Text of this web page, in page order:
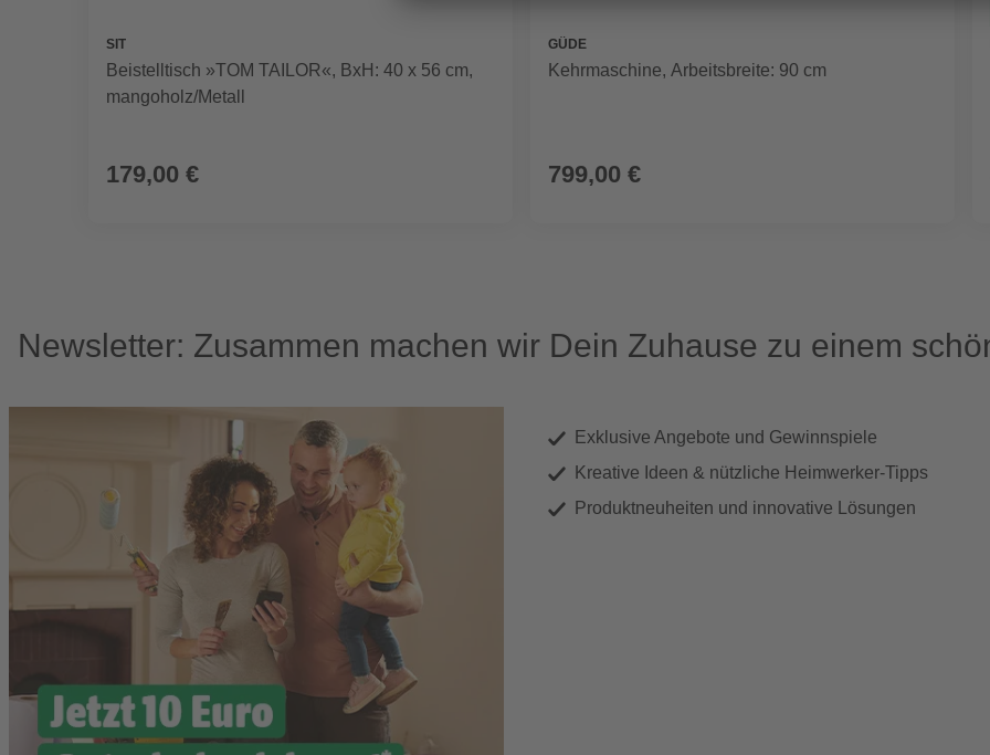
SIT
Beistelltisch »TOM TAILOR«, BxH: 40 x 56 cm,
mangoholz/Metall
179,00 €
GÜDE
Kehrmaschine, Arbeitsbreite: 90 cm
799,00 €
Newsletter: Zusammen machen wir Dein Zuhause zu einem
Exklusive Angebote und Gewinnspiele
Kreative Ideen & nützliche Heimwerker-Tipps
Produktneuheiten und innovative Lösungen